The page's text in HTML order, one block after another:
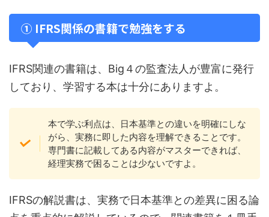
① IFRS関係の書籍で勉強をする
IFRS関連の書籍は、Big４の監査法人が豊富に発行
しており、学習する本は十分にありますよ。
本で学ぶ利点は、日本基準との違いを明確にしな
がら、実務に即した内容を理解できることです。
専門書に記載してある内容がマスターできれば、
経理実務で困ることは少ないですよ。
IFRSの解説書は、実務で日本基準との差異に困る論